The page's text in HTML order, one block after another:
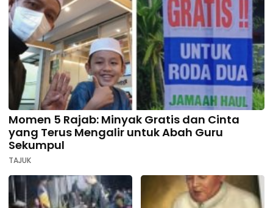
Momen 5 Rajab: Minyak Gratis dan Cinta
yang Terus Mengalir untuk Abah Guru
Sekumpul
TAJUK